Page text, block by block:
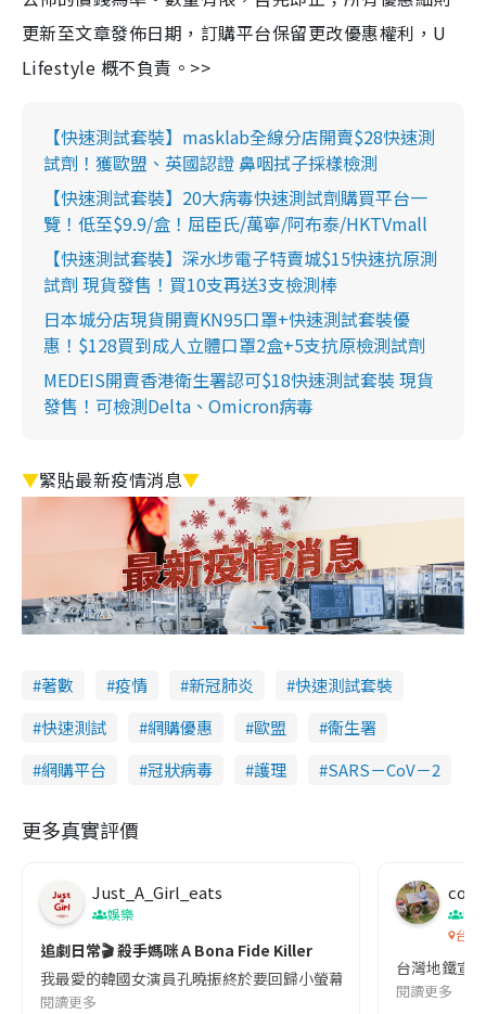
更新至文章發佈日期，訂購平台保留更改優惠權利，U
Lifestyle 概不負責。>>
【快速測試套裝】masklab全線分店開賣$28快速測
試劑！獲歐盟、英國認證 鼻咽拭子採樣檢測
【快速測試套裝】20大病毒快速測試劑購買平台一
覽！低至$9.9/盒！屈臣氏/萬寧/阿布泰/HKTVmall
【快速測試套裝】深水埗電子特賣城$15快速抗原測
試劑 現貨發售！買10支再送3支檢測棒
日本城分店現貨開賣KN95口罩+快速測試套裝優
惠！$128買到成人立體口罩2盒+5支抗原檢測試劑
MEDEIS開賣香港衛生署認可$18快速測試套裝 現貨
發售！可檢測Delta、Omicron病毒
▼緊貼最新疫情消息▼
著數 疫情 新冠肺炎
快速測試套裝
快速測試
網購優惠 歐盟
衞生署
網購平台
冠狀病毒 護理 SARS－CoV－2
更多真實評價
Just_A_Girl_eats
娛樂
追劇日常🎬 殺手媽咪 A Bona Fide Killer
我最愛的韓國女演員孔曉振終於要回歸小螢幕啦!這次的劇本改編
閱讀更多
co
吹
台灣
台灣地鐵宣
閱讀更多